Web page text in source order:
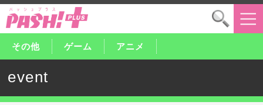
その他 ゲーム アニメ
event